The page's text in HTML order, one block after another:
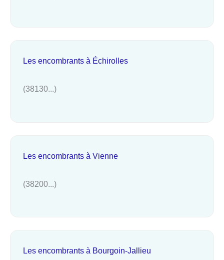
Les encombrants à Échirolles
(38130...)
Les encombrants à Vienne
(38200...)
Les encombrants à Bourgoin-Jallieu